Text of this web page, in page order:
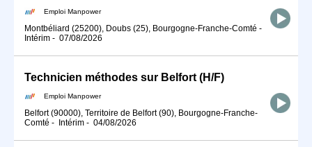
Emploi Manpower
Montbéliard (25200), Doubs (25), Bourgogne-Franche-Comté -
Intérim - 07/08/2026
Technicien méthodes sur Belfort (H/F)
Emploi Manpower
Belfort (90000), Territoire de Belfort (90), Bourgogne-Franche-
Comté - Intérim - 04/08/2026